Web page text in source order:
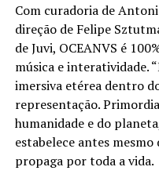
Com curadoria de
direção de Felipe
de Juvi, OCEANVS é
música e interatividade.
imersiva etérea dentro
representação.
humanidade e do
estabelece antes
propaga por toda a vida.